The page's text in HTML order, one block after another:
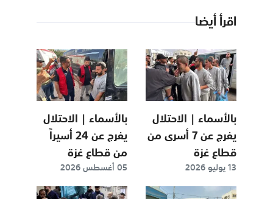
اقرأ أيضا
بالأسماء | الاحتلال
يفرج عن 7 أسرى من
قطاع غزة
13 يوليو 2026
بالأسماء | الاحتلال
يفرج عن 24 أسيراً
من قطاع غزة
05 أغسطس 2026